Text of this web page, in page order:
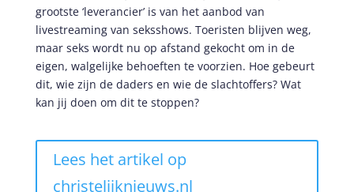
grootste ‘leverancier’ is van het aanbod van
livestreaming van seksshows. Toeristen blijven weg,
maar seks wordt nu op afstand gekocht om in de
eigen, walgelijke behoeften te voorzien. Hoe gebeurt
dit, wie zijn de daders en wie de slachtoffers? Wat
kan jij doen om dit te stoppen?
Lees het artikel op
christelijknieuws.nl